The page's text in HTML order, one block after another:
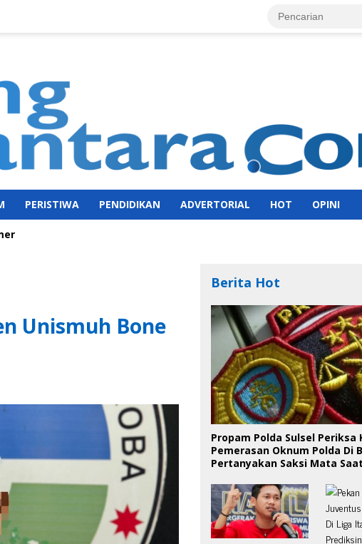
PERISTIWA PENDIDIKAN ADVERTORIAL HOT OPINI
Unismuh Bone
Berita Hot
Propam Polda Sulsel Periksa
Pemerasan Oknum Polda Di
Pertanyakan Saksi Mata